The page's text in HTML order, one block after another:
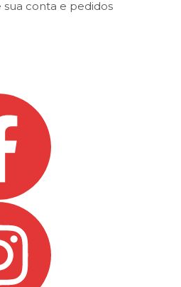
sua conta e pedidos